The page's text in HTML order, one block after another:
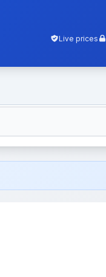
Live prices